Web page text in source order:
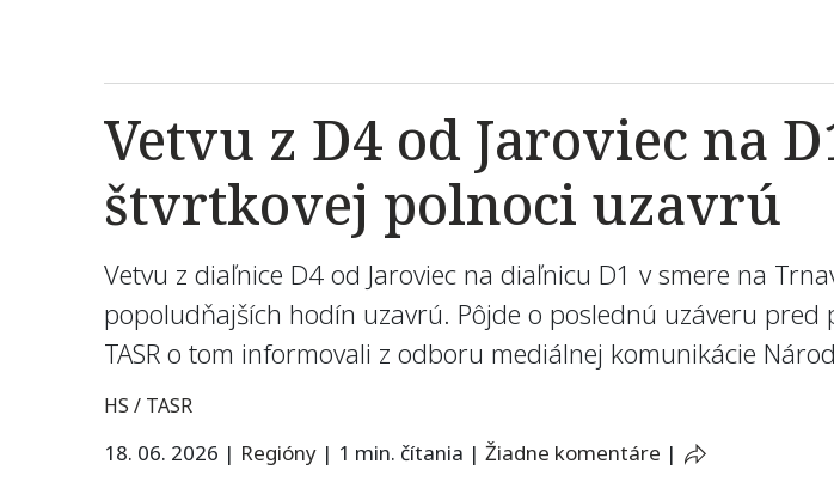
Vetvu z D4 od Jaroviec na
štvrtkovej polnoci uzavrú
Vetvu z diaľnice D4 od Jaroviec na diaľnicu D1 v smere na
popoludňajších hodín uzavrú. Pôjde o poslednú uzáveru
TASR o tom informovali z odboru mediálnej komunikácie
HS / TASR
18. 06. 2026 | Regióny | 1 min. čítania | Žiadne komentáre |